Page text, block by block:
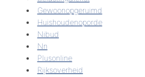
Gewoonopgeruimd
Huishoudenoporde
Nibud
Nn
Plusonline
Rijksoverheid